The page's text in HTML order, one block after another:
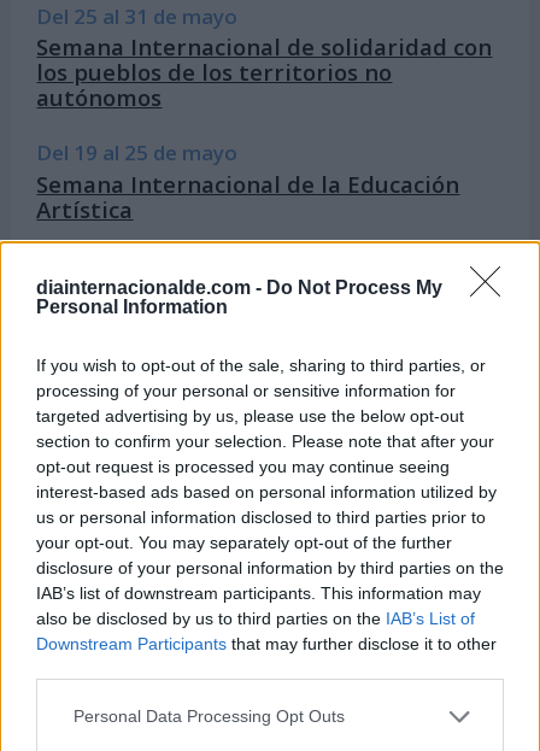
diainternacionalde.com - Do Not Process My
Personal Information
If you wish to opt-out of the sale, sharing to third parties, or
processing of your personal or sensitive information for
targeted advertising by us, please use the below opt-out
section to confirm your selection. Please note that after your
opt-out request is processed you may continue seeing
interest-based ads based on personal information utilized by
us or personal information disclosed to third parties prior to
your opt-out. You may separately opt-out of the further
disclosure of your personal information by third parties on the
IAB’s list of downstream participants. This information may
also be disclosed by us to third parties on the IAB’s List of
Downstream Participants that may further disclose it to other
Personal Data Processing Opt Outs
Del 25 al 31 de mayo
Semana Internacional de solidaridad con
los pueblos de los territorios no
autónomos
Del 19 al 25 de mayo
Semana Internacional de la Educación
Artística
Semana de África
Semana Europea Contra el Cáncer
Hoy 8 de agosto es:
Dia Internacional del Gato (por
IFAW)
8 de agosto de 2026